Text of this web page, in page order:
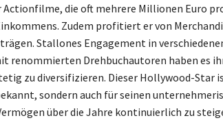
Actionfilme, die oft mehrere Millionen Euro
Zudem profitiert er von
Stallones Engagement in
renommierten Drehbuchautoren haben es
zu diversifizieren. Dieser Hollywood-Star
sondern auch für seinen
über die Jahre kontinuierlich zu